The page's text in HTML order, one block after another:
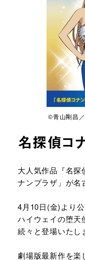
©青山剛昌
名探偵コ
URLをコピーする
大人気作品『名探
ナンプラザ」が名
4月10日(金)より
ハイウェイの堕天
続々と登場いたし
劇場版最新作を楽